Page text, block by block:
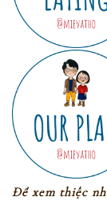
Để xem thiệc